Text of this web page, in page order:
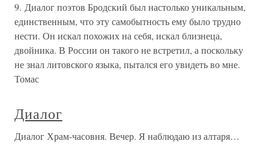
9. Диалог поэтов Бродский был настолько уникальным,
единственным, что эту самобытность ему было трудно
нести. Он искал похожих на себя, искал близнеца,
двойника. В России он такого не встретил, а поскольку
не знал литовского языка, пытался его увидеть во мне.
Томас
Диалог
Диалог Храм-часовня. Вечер. Я наблюдаю из алтаря…